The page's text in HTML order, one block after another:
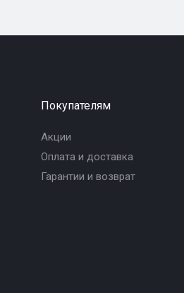
Покупателям
Акции
Оплата и доставка
Гарантии и возврат